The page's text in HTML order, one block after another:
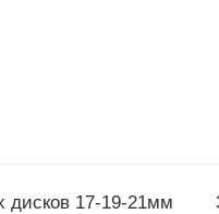
дисков 17-19-21мм